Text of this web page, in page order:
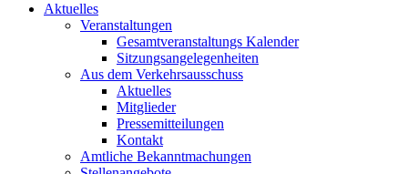
Aktuelles
Veranstaltungen
Gesamtveranstaltungs Kalender
Sitzungsangelegenheiten
Aus dem Verkehrsausschuss
Aktuelles
Mitglieder
Pressemitteilungen
Kontakt
Amtliche Bekanntmachungen